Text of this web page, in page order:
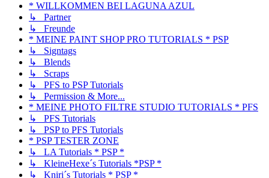
* WILLKOMMEN BEI LAGUNA AZUL
↳ Partner
↳ Freunde
* MEINE PAINT SHOP PRO TUTORIALS * PSP
↳ Signtags
↳ Blends
↳ Scraps
↳ PFS to PSP Tutorials
↳ Permission & More...
* MEINE PHOTO FILTRE STUDIO TUTORIALS * PFS
↳ PFS Tutorials
↳ PSP to PFS Tutorials
* PSP TESTER ZONE
↳ LA Tutorials * PSP *
↳ KleineHexe´s Tutorials *PSP *
↳ Kniri´s Tutorials * PSP *